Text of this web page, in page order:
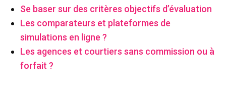
Se baser sur des critères objectifs d’évaluation
Les comparateurs et plateformes de
simulations en ligne ?
Les agences et courtiers sans commission ou à
forfait ?